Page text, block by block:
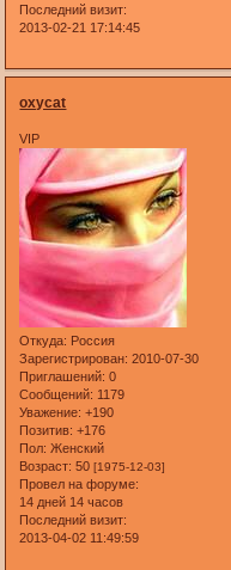
Последний визит:
2013-02-21 17:14:45
oxycat
VIP
Откуда: Россия
Зарегистрирован: 2010-07-30
Приглашений: 0
Сообщений: 1179
Уважение: +190
Позитив: +176
Пол: Женский
Возраст: 50[1975-12-03]
Провел на форуме:
14 дней 14 часов
Последний визит:
2013-04-02 11:49:59